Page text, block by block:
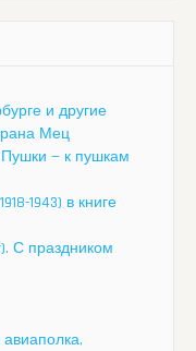
и другие
Мец
Пушки — к пушкам
1943) в книге
С праздником